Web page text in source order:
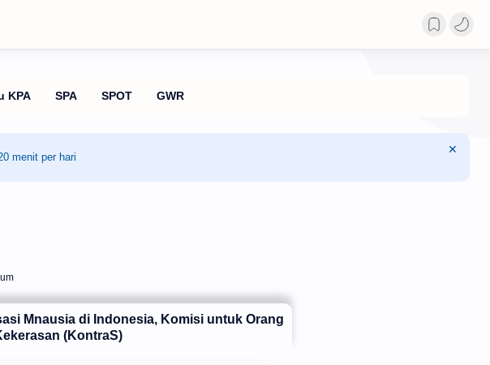
menit per hari
Mnausia di Indonesia, Komisi untuk Orang
(KontraS)